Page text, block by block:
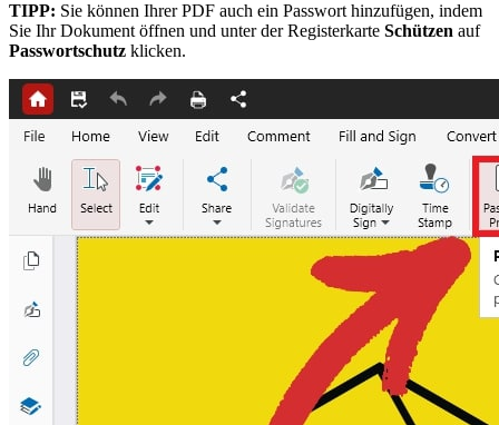
TIPP: Sie können Ihrer PDF auch ein Passwort hinzufügen, indem
Sie Ihr Dokument öffnen und unter der Registerkarte Schützen auf
Passwortschutz klicken.